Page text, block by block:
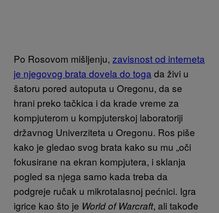
Po Rosovom mišljenju, zavisnost od interneta
je njegovog brata dovela do toga da živi u
šatoru pored autoputa u Oregonu, da se
hrani preko tačkica i da krade vreme za
kompjuterom u kompjuterskoj laboratoriji
državnog Univerziteta u Oregonu. Ros piše
kako je gledao svog brata kako su mu „oči
fokusirane na ekran kompjutera, i sklanja
pogled sa njega samo kada treba da
podgreje ručak u mikrotalasnoj pećnici. Igra
igrice kao što je World of Warcraft, ali takođe